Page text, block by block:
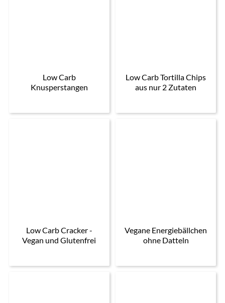
Low Carb
Knusperstangen
Low Carb Tortilla Chips
aus nur 2 Zutaten
Low Carb Cracker -
Vegan und Glutenfrei
Vegane Energiebällchen
ohne Datteln